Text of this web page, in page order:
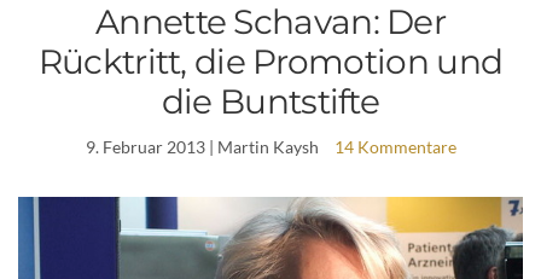
Annette Schavan: Der
Rücktritt, die Promotion und
die Buntstifte
9. Februar 2013| Martin Kaysh 14 Kommentare